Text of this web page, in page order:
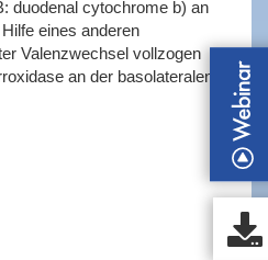
duodenal cytochrome b) an
eines anderen
Valenzwechsel vollzogen
an der basolateralen